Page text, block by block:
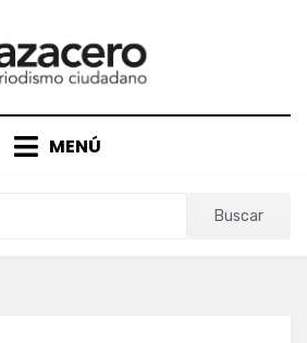
MENÚ
Buscar